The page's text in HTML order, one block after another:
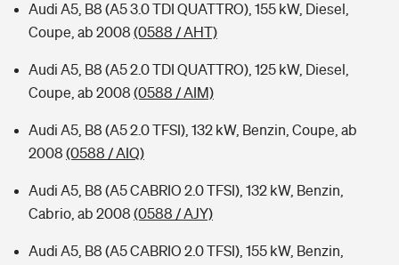
Audi A5, B8 (A5 3.0 TDI QUATTRO), 155 kW, Diesel,
Coupe, ab 2008 (0588 / AHT)
Audi A5, B8 (A5 2.0 TDI QUATTRO), 125 kW, Diesel,
Coupe, ab 2008 (0588 / AIM)
Audi A5, B8 (A5 2.0 TFSI), 132 kW, Benzin, Coupe, ab
2008 (0588 / AIQ)
Audi A5, B8 (A5 CABRIO 2.0 TFSI), 132 kW, Benzin,
Cabrio, ab 2008 (0588 / AJY)
Audi A5, B8 (A5 CABRIO 2.0 TFSI), 155 kW, Benzin,